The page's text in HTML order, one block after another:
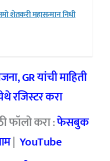
शेतकरी महासन्मान निधी
GR यांची माहिती
रजिस्टर करा
फॉलो करा :फेसबुक
| YouTube